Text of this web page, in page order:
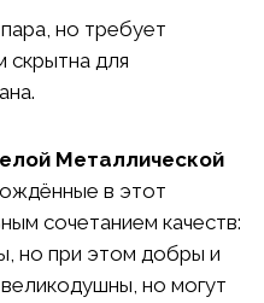
но требует
скрытна для
Металлической
в этот
сочетанием качеств:
но при этом добры и
но могут